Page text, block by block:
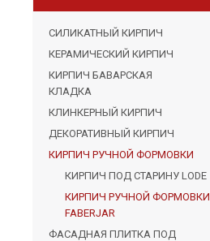
СИЛИКАТНЫЙ КИРПИЧ
КЕРАМИЧЕСКИЙ КИРПИЧ
КИРПИЧ БАВАРСКАЯ
КЛАДКА
КЛИНКЕРНЫЙ КИРПИЧ
ДЕКОРАТИВНЫЙ КИРПИЧ
КИРПИЧ РУЧНОЙ ФОРМОВКИ
КИРПИЧ ПОД СТАРИНУ LODE
КИРПИЧ РУЧНОЙ ФОРМОВКИ
FABERJAR
ФАСАДНАЯ ПЛИТКА ПОД